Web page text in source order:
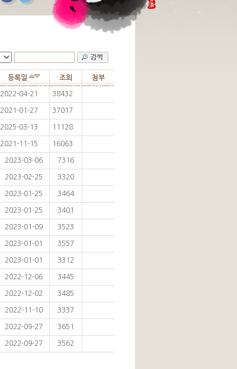
등록일 조회 첨부
2022-04-21 38432
2021-01-27 37017
2025-03-13 11128
2021-11-15 16063
2023-03-06 7316
2023-02-25 3320
2023-01-25 3464
2023-01-25 3401
2023-01-09 3523
2023-01-01 3557
2023-01-01 3312
2022-12-06 3445
2022-12-02 3485
2022-11-10 3337
2022-09-27 3651
2022-09-27 3562